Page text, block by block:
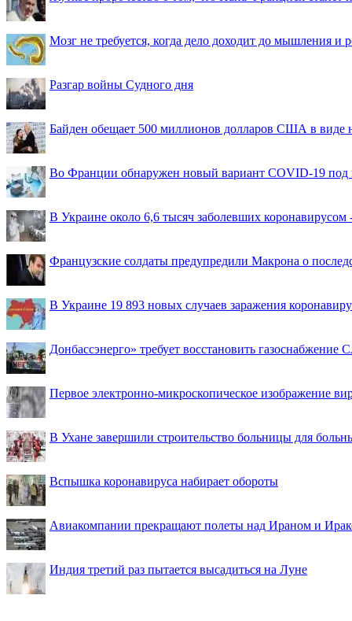
Мозг не требуется, когда дело доходит до мышления и
Разгар войны Судного дня
Байден обещает 500 миллионов долларов США в
Во Франции обнаружен новый вариант COVID-19 под
В Украине около 6,6 тысяч заболевших коронавирусом
Французские солдаты предупредили Макрона о
В Украине 19 893 новых случаев заражения
Донбассэнерго» требует восстановить газоснабжение
Первое электронно-микроскопическое изображение
В Ухане завершили строительство больницы для
Вспышка коронавируса набирает обороты
Авиакомпании прекращают полеты над Ираном и
Индия третий раз пытается высадиться на Луне